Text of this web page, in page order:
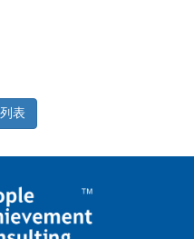
表